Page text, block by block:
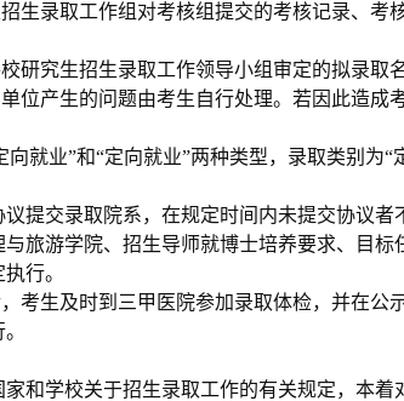
生录取工作组对考核组提交的考核记录、考
研究生招生录取工作领导小组审定的拟录取
位产生的问题由考生自行处理。若因此造成
就业”和“定向就业”两种类型，录取类别为
提交录取院系，在规定时间内未提交协议者
旅游学院、招生导师就博士培养要求、目
行。
考生及时到三甲医院参加录取体检，并在公
家和学校关于招生录取工作的有关规定，本